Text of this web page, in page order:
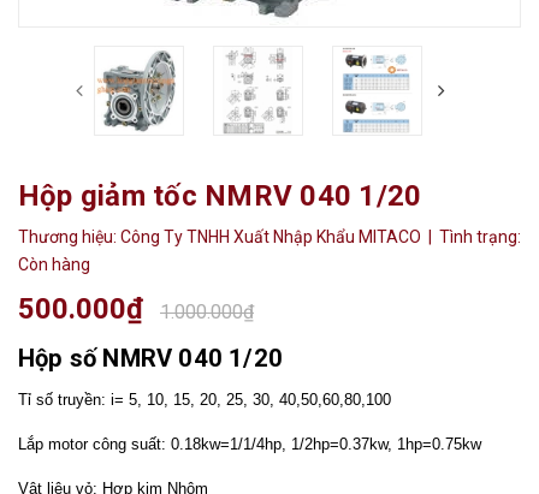
Hộp giảm tốc NMRV 040 1/20
Thương hiệu: Công Ty TNHH Xuất Nhập Khẩu MITACO | Tình trạng:
Còn hàng
500.000₫ 1.000.000₫
Hộp số NMRV 040 1/20
Tỉ số truyền: i= 5, 10, 15, 20, 25, 30, 40,50,60,80,100
Lắp motor công suất: 0.18kw=1/1/4hp, 1/2hp=0.37kw, 1hp=0.75kw
Vật liệu vỏ: Hợp kim Nhôm